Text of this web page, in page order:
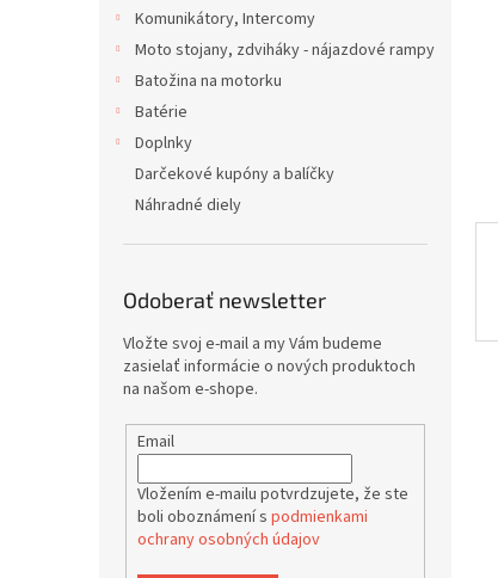
Komunikátory, Intercomy
Moto stojany, zdviháky - nájazdové rampy
Batožina na motorku
Batérie
Doplnky
Darčekové kupóny a balíčky
Náhradné diely
Odoberať newsletter
Vložte svoj e-mail a my Vám budeme
zasielať informácie o nových produktoch
na našom e-shope.
Email
Vložením e-mailu potvrdzujete, že ste
boli oboznámení s podmienkami
ochrany osobných údajov